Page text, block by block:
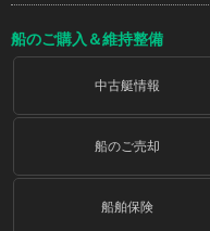
船のご購入＆維持整備
中古艇情報
船のご売却
船舶保険